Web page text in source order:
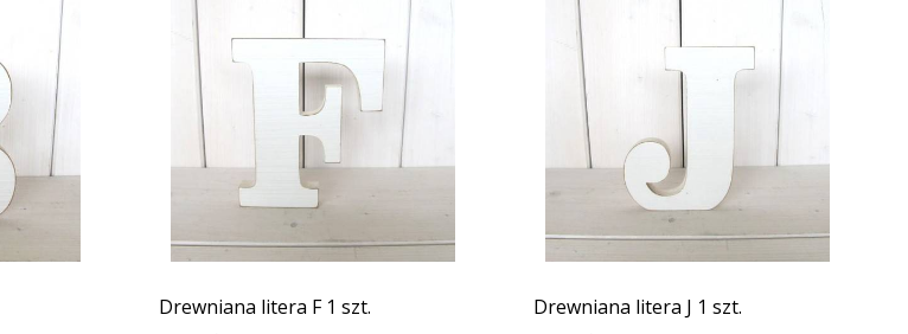
Drewniana litera F 1 szt. Drewniana litera J 1 szt.